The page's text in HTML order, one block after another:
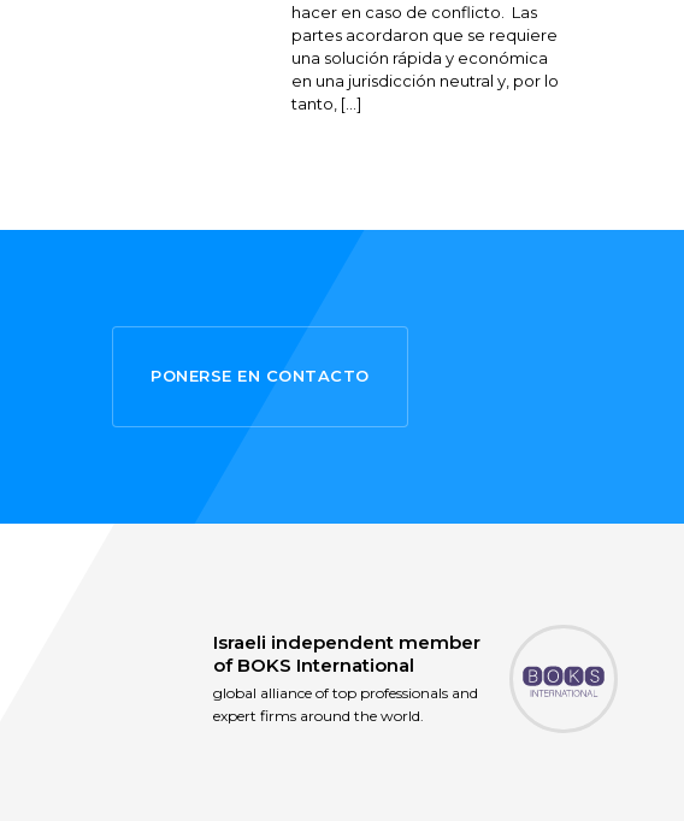
hacer en caso de conflicto. Las
partes acordaron que se requiere
una solución rápida y económica
en una jurisdicción neutral y, por lo
tanto, […]
PONERSE EN CONTACTO
Israeli independent member
of BOKS International
global alliance of top professionals and
expert firms around the world.